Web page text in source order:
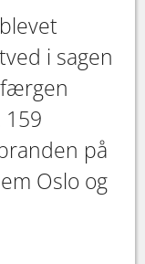
i sagen
159
på
Oslo og